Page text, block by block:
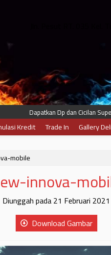
Dapatkan Dp dan Cicilan Super
Kredit Trade In Gallery
mobile
innova-
Diunggah pada 21 Februari 2021
Download Gambar